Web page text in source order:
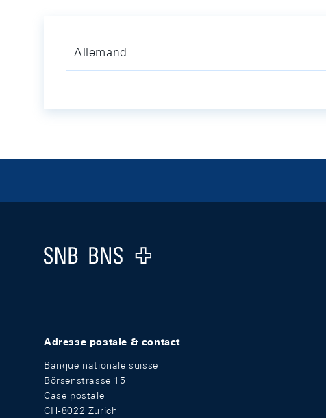
Allemand
Logo
Adresse postale & contact
Banque nationale suisse
Börsenstrasse 15
Case postale
CH-8022 Zurich